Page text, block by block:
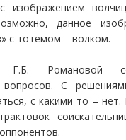
изображением
данное
с тотемом – волком.
Г.Б. Романовой
вопросов. С
с какими то – нет.